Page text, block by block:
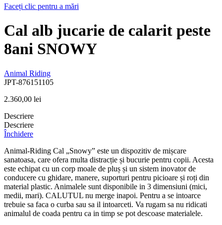
Faceți clic pentru a mări
Cal alb jucarie de calarit peste
8ani SNOWY
Animal Riding
JPT-876151105
2.360,00 lei
Descriere
Descriere
Închidere
Animal-Riding Cal „Snowy” este un dispozitiv de mișcare
sanatoasa, care ofera multa distracție și bucurie pentru copii. Acesta
este echipat cu un corp moale de pluș și un sistem inovator de
conducere cu ghidare, manere, suporturi pentru picioare și roți din
material plastic. Animalele sunt disponibile in 3 dimensiuni (mici,
medii, mari). CALUTUL nu merge inapoi. Pentru a se intoarce
trebuie sa faca o curba sau sa il intoarceti. Va rugam sa nu ridicati
animalul de coada pentru ca in timp se pot descoase materialele.